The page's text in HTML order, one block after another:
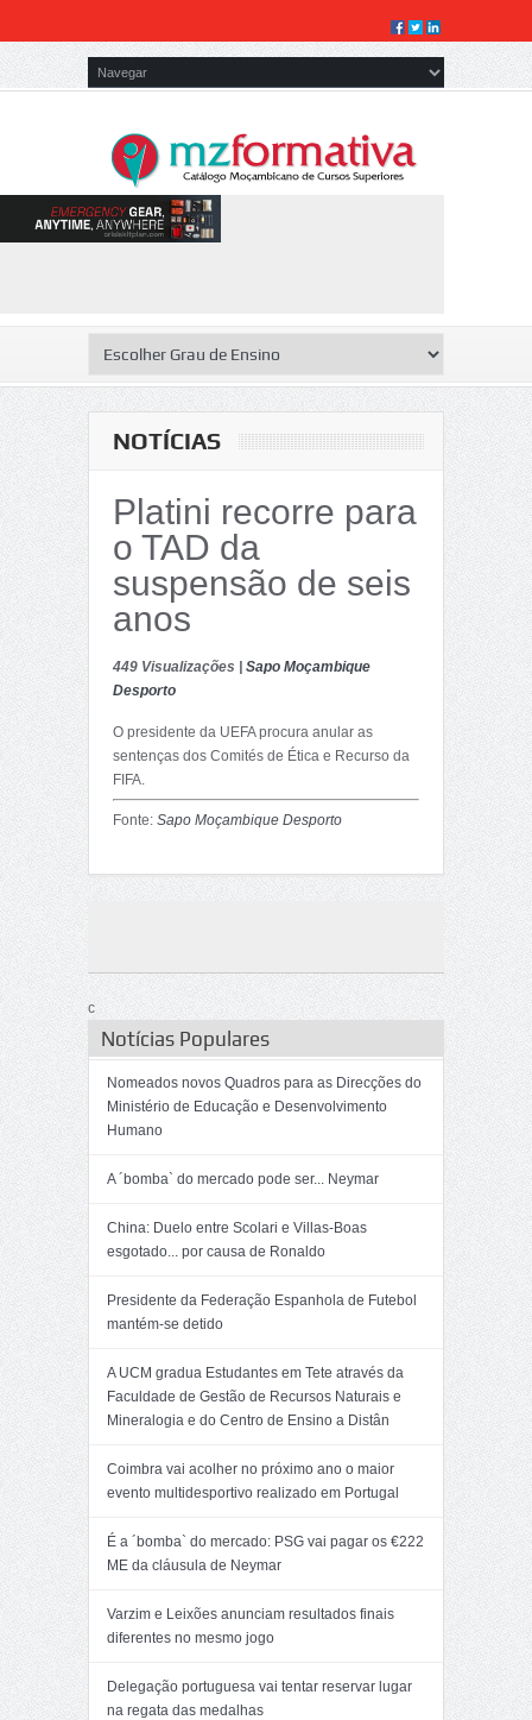
NOTÍCIAS
Platini recorre para
o TAD da
suspensão de seis
anos
449 Visualizações | Sapo Moçambique
Desporto
O presidente da UEFA procura anular as
sentenças dos Comités de Ética e Recurso da
FIFA.
Fonte: Sapo Moçambique Desporto
c
Notícias Populares
Nomeados novos Quadros para as Direcções do
Ministério de Educação e Desenvolvimento
Humano
A ´bomba` do mercado pode ser... Neymar
China: Duelo entre Scolari e Villas-Boas
esgotado... por causa de Ronaldo
Presidente da Federação Espanhola de Futebol
mantém-se detido
A UCM gradua Estudantes em Tete através da
Faculdade de Gestão de Recursos Naturais e
Mineralogia e do Centro de Ensino a Distân
Coimbra vai acolher no próximo ano o maior
evento multidesportivo realizado em Portugal
É a ´bomba` do mercado: PSG vai pagar os €222
ME da cláusula de Neymar
Varzim e Leixões anunciam resultados finais
diferentes no mesmo jogo
Delegação portuguesa vai tentar reservar lugar
na regata das medalhas